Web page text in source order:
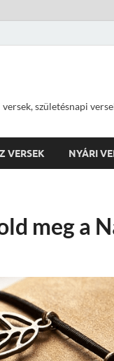
születésnapi
VERSEK NYÁRI
meg a